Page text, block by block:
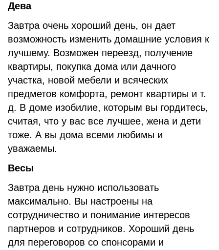
Дева
Завтра очень хороший день, он дает
возможность изменить домашние условия к
лучшему. Возможен переезд, получение
квартиры, покупка дома или дачного
участка, новой мебели и всяческих
предметов комфорта, ремонт квартиры и т.
д. В доме изобилие, которым вы гордитесь,
считая, что у вас все лучшее, жена и дети
тоже. А вы дома всеми любимы и
уважаемы.
Весы
Завтра день нужно использовать
максимально. Вы настроены на
сотрудничество и понимание интересов
партнеров и сотрудников. Хороший день
для переговоров со спонсорами и